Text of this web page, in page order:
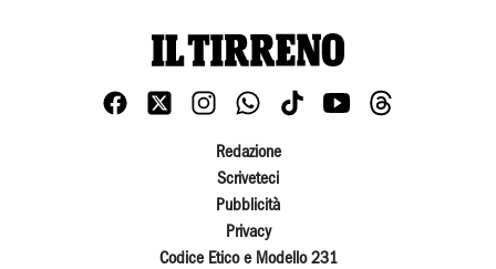
Redazione
Scriveteci
Pubblicità
Privacy
Codice Etico e Modello 231